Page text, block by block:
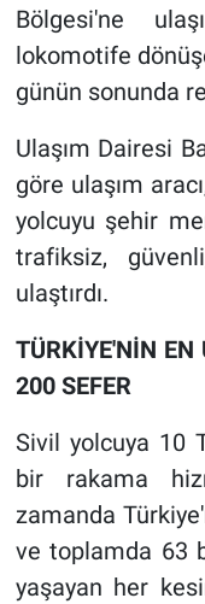
Bölgesi'ne
lokomotife
günün sonunda
Ulaşım Dairesi
göre ulaşım
yolcuyu şehir
trafiksiz,
ulaştırdı.
TÜRKİYE'NİN
200 SEFER
Sivil yolcuya 10
bir rakama
zamanda
ve toplamda 63
yaşayan her